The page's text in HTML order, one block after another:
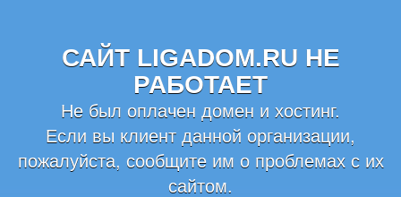
САЙТ LIGADOM.RU НЕ
РАБОТАЕТ
Не был оплачен домен и хостинг.
Если вы клиент данной организации,
пожалуйста, сообщите им о проблемах с их
сайтом.